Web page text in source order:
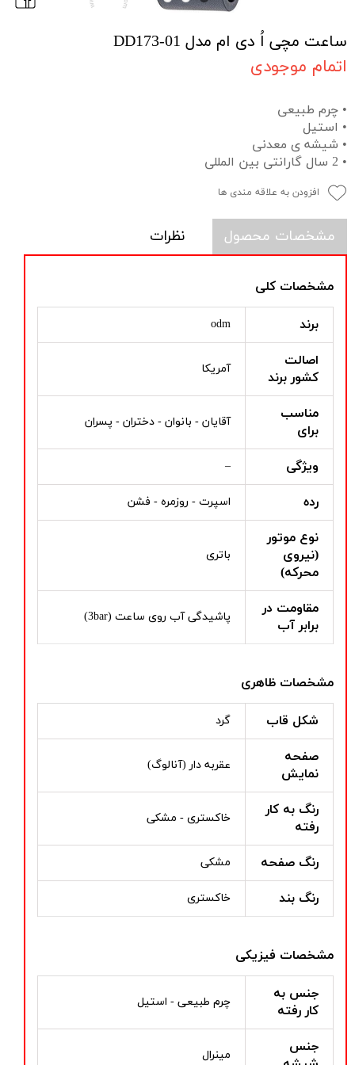
ساعت مچی اُ دی ام مدل DD173-01
اتمام موجودی
• چرم طبیعی
• استیل
• شیشه ی معدنی
• 2 سال گارانتی بین المللی
افزودن به علاقه مندی ها
مشخصات محصول نظرات
مشخصات کلی
برند odm
اصالت
کشور برند
آمریکا
مناسب
برای
آقایان - بانوان - دختران - پسران
ویژگی –
رده اسپرت - روزمره - فشن
نوع موتور
(نیروی
محرکه)
باتری
مقاومت در
برابر آب
پاشیدگی آب روی ساعت (3bar)
مشخصات ظاهری
شکل قاب گرد
صفحه
نمایش
عقربه دار (آنالوگ)
رنگ به کار
رفته
خاکستری - مشکی
رنگ صفحه مشکی
رنگ بند خاکستری
مشخصات فیزیکی
جنس به
کار رفته
چرم طبیعی - استیل
جنس
مینرال